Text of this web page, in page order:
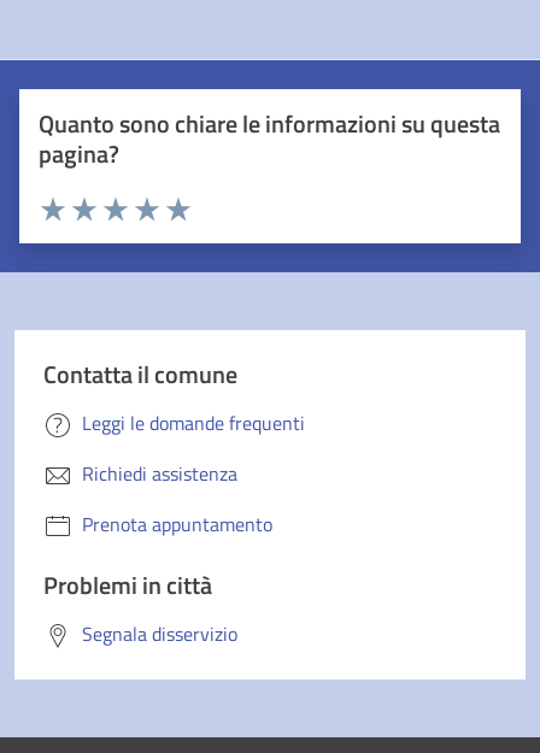
Quanto sono chiare le informazioni su questa
pagina?
Valuta 5 stelle su 5
Valuta 4 stelle su 5
Valuta 3 stelle su 5
Valuta 2 stelle su 5
Valuta 1 stelle su 5
Contatta il comune
Leggi le domande frequenti
Richiedi assistenza
Prenota appuntamento
Problemi in città
Segnala disservizio